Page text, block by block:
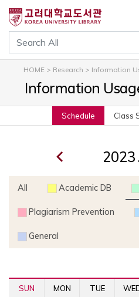
건
기
통합검색
사이트내 검색
HOME> Research > Information
Information
Schedule Class
All Academic DB
Plagiarism Prevention
General
SUN MON TUE